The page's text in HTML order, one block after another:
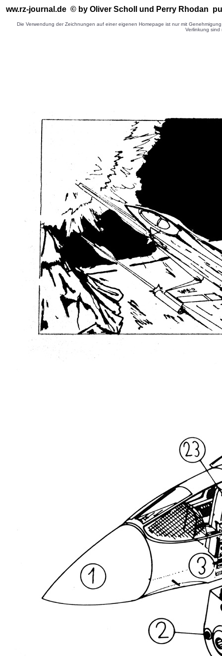
ww.rz-journal.de © by Oliver Scholl und Perry Rhodan
Die Verwendung der Zeichnungen auf einer eigenen Homepage ist nur mit
Verlinkung sind